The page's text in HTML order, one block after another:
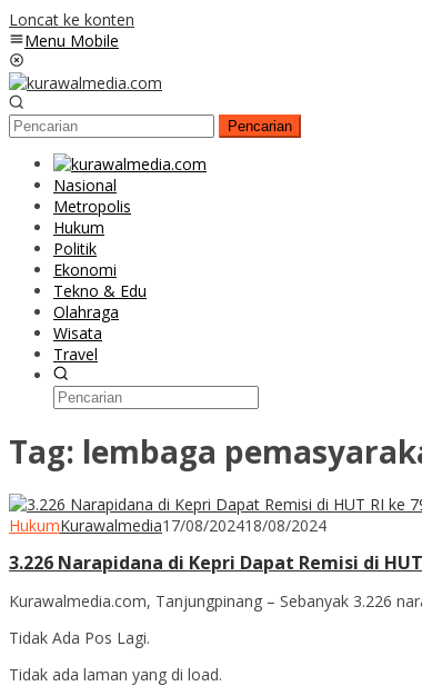
Loncat ke konten
Menu Mobile
Pencarian
Nasional
Metropolis
Hukum
Politik
Ekonomi
Tekno & Edu
Olahraga
Wisata
Travel
Tag: lembaga
HukumKurawalmedia17/08/202418/08/2024
3.226 Narapidana di Kepri Dapat Remisi di
Kurawalmedia.com, Tanjungpinang – Sebanyak 3.226
Tidak Ada Pos Lagi.
Tidak ada laman yang di load.